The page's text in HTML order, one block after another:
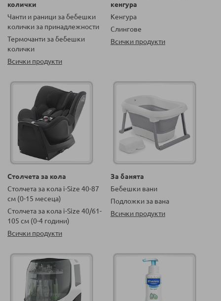
колички
Чанти и раници за бебешки
колички за принадлежности
Термочанти за бебешки
колички
Всички продукти
кенгура
Кенгура
Слингове
Всички продукти
Столчета за кола
Столчета за кола i-Size 40-87
см (0-15 месеца)
Столчета за кола i-Size 40/61-
105 см (0-4 години)
Всички продукти
За банята
Бебешки вани
Подложки за вана
Всички продукти